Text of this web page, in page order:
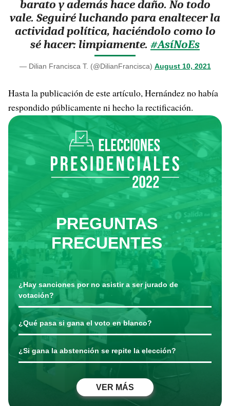
barato y además hace daño. No todo
vale. Seguiré luchando para enaltecer la
actividad política, haciéndolo como lo
sé hacer: limpiamente. #AsíNoEs
— Dilian Francisca T. (@DilianFrancisca) August 10, 2021
Hasta la publicación de este artículo, Hernández no había
respondido públicamente ni hecho la rectificación.
PREGUNTAS
FRECUENTES
¿Hay sanciones por no asistir a ser jurado de
votación?
¿Qué pasa si gana el voto en blanco?
¿Si gana la abstención se repite la elección?
VER MÁS